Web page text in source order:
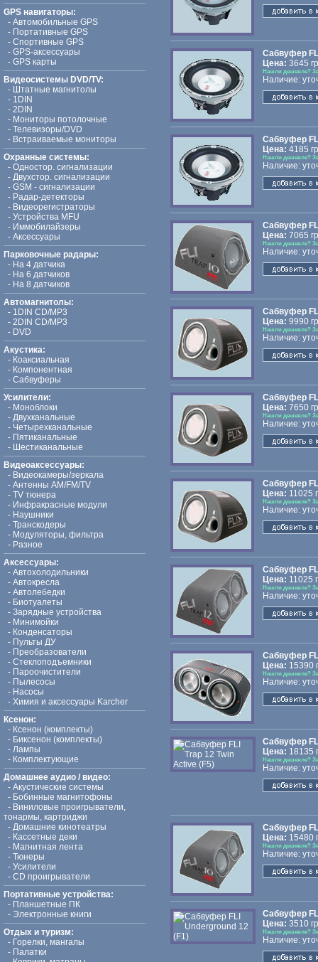
GPS навигаторы:
- Автомобильные GPS
- Портативные GPS
- Спортивные GPS
- GPS-аксессуары
- GPS карты
Видеосистемы DVD/TV:
- Штатные магнитолы
- 1DIN
- 2DIN
- Мониторы потолочные
- Телевизоры/DVD
- Встраиваемые мониторы
Охранные системы:
- Одностор. сигнализации
- Двухстор. сигнализации
- GSM - сигнализации
- Радар-детекторы
- Видеорегистраторы
- Устройства MFU
- Иммобилайзеры
- Аксессуары
Парковочные радары:
- На 4 датчика
- На 6 датчиков
- На 8 датчиков
Автомагнитолы:
- 1DIN CD/MP3
- 2DIN CD/MP3
- DVD
Акустика:
- Коаксиальная
- Компонентная
- Сабвуферы
Усилители:
- Моноблоки
- Двухканальные
- Четырехканальные
- Пятиканальные
- Шестиканальные
Видеоаксессуары:
- Видеокамеры/зеркала
- Антенны AM/FM/TV
- TV тюнера
- Инфракрасные модули
- Наушники
- Транскодеры
- Модуляторы, фильтра
- Разное
Аксессуары:
- Автохолодильники
- Автокресла
- Автолебедки
- Биотуалеты
- Зарядные устройства
- Минимойки
- Конденсаторы
- Пульты ДУ
- Преобразователи
- Стеклоподъемники
- Пароочистители
- Пылесосы
- Насосы
- Химия и аксессуары Karcher
Ксенон:
- Ксенон (комплекты)
- Биксенон (комплекты)
- Лампы
- Комплектующие
Домашнее аудио / видео:
- Акустические системы
- Бобинные магнитофоны
- Виниловые проигрыватели,
тонармы, картриджи
- Домашние кинотеатры
- Кассетные деки
- Магнитная лента
- Тюнеры
- Усилители
- CD проигрыватели
Портативные устройства:
- Планшетные ПК
- Электронные книги
Отдых и туризм:
- Горелки, мангалы
- Палатки
Сабвуфер
Цена: 3645
Нашли дешевле?
Наличие:
Сабвуфер
Цена: 4185
Нашли дешевле?
Наличие:
Сабвуфер
Цена: 7065
Нашли дешевле?
Наличие:
Сабвуфер
Цена: 9990
Нашли дешевле?
Наличие:
Сабвуфер
Цена: 7650
Нашли дешевле?
Наличие:
Сабвуфер
Цена: 11025
Нашли дешевле?
Наличие:
Сабвуфер
Цена: 11025
Нашли дешевле?
Наличие:
Сабвуфер
Цена: 15390
Нашли дешевле?
Наличие:
Сабвуфер
Цена: 18135
Нашли дешевле?
Наличие:
Сабвуфер
Цена: 15480
Нашли дешевле?
Наличие:
Сабвуфер
Цена: 3510
Нашли дешевле?
Наличие: